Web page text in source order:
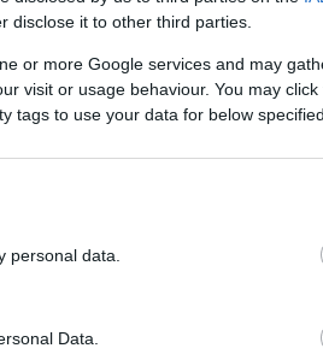
disclose it to other third parties.
or more Google services and may
visit or usage behaviour. You may
tags to use your data for below
personal data.
Data.
ο χιονιάς από τα
Γιαννακού του
από το ‘να μάγουλο και
Βάλε με νου
σάπια και τρίζανε.
καπνισμένα σαν
μέσα σε μια βάρκα
που μιλούσε με τον
πάλευε με την τίγρη.